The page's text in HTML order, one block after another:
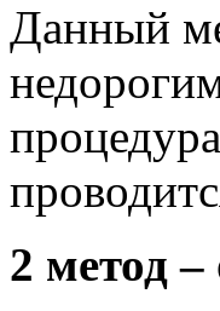
Данный
2 метод –